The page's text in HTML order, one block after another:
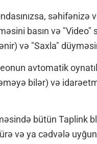
basın və "Video"
və "Saxla"
avtomatik
bilər) və
bütün Taplink
və ya cədvələ